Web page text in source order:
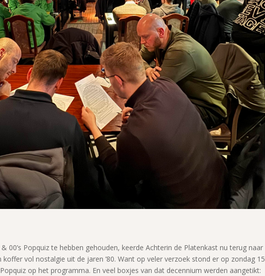
00’s Popquiz te hebben gehouden, keerde Achterin de Platenkast nu terug naar
koffer vol nostalgie uit de jaren ’80. Want op veler verzoek stond er op zondag 15
op het programma. En veel boxjes van dat decennium werden aangetikt: